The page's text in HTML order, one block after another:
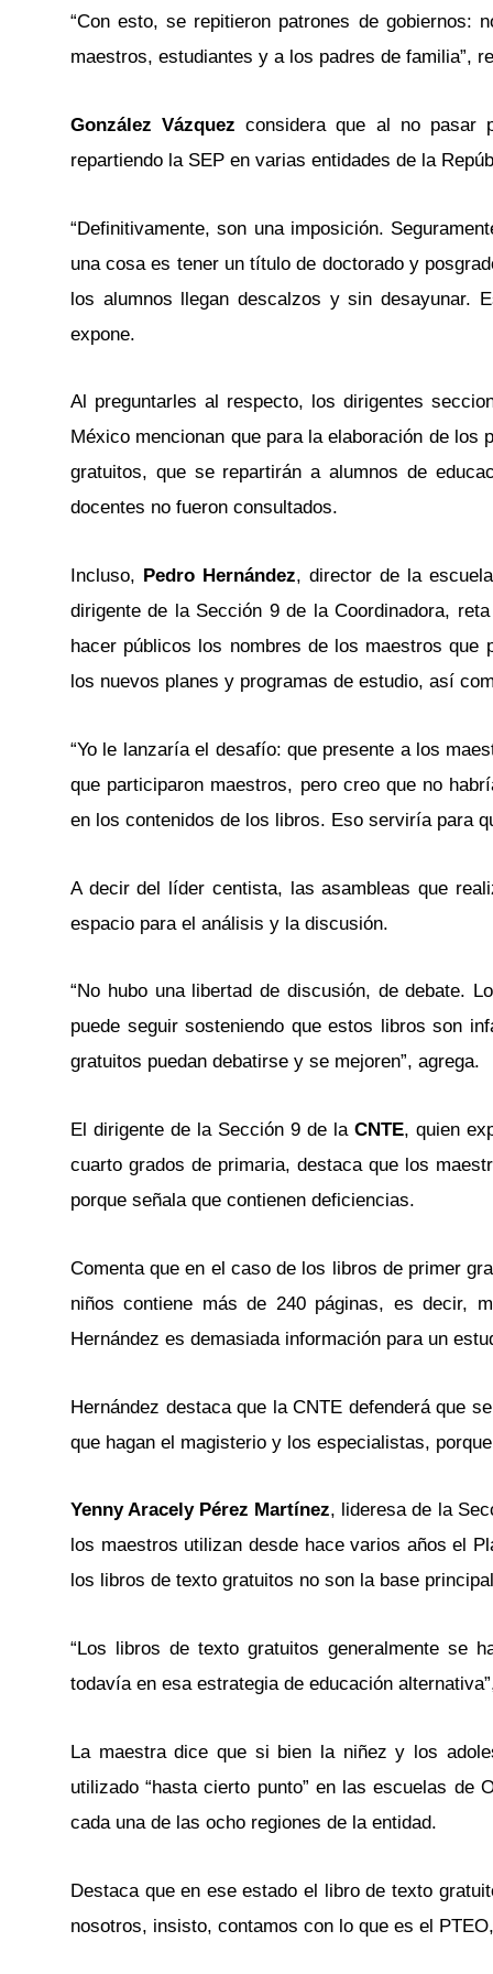
“Con esto, se repitieron patrones de gobiernos:
maestros, estudiantes y a los padres de familia”,
González Vázquez considera que al no pasar
repartiendo la SEP en varias entidades de la
“Definitivamente, son una imposición.
una cosa es tener un título de doctorado y
los alumnos llegan descalzos y sin desayunar.
expone.
Al preguntarles al respecto, los dirigentes
México mencionan que para la elaboración de
gratuitos, que se repartirán a alumnos de
docentes no fueron consultados.
Incluso, Pedro Hernández, director de la
dirigente de la Sección 9 de la Coordinadora,
hacer públicos los nombres de los maestros que
los nuevos planes y programas de estudio, así
“Yo le lanzaría el desafío: que presente a los
que participaron maestros, pero creo que no
en los contenidos de los libros. Eso serviría para
A decir del líder centista, las asambleas que
espacio para el análisis y la discusión.
“No hubo una libertad de discusión, de debate.
puede seguir sosteniendo que estos libros son
gratuitos puedan debatirse y se mejoren”, agrega.
El dirigente de la Sección 9 de la CNTE, quien
cuarto grados de primaria, destaca que los
porque señala que contienen deficiencias.
Comenta que en el caso de los libros de primer
niños contiene más de 240 páginas, es decir,
Hernández es demasiada información para un
Hernández destaca que la CNTE defenderá que
que hagan el magisterio y los especialistas,
Yenny Aracely Pérez Martínez, lideresa de la
los maestros utilizan desde hace varios años el
los libros de texto gratuitos no son la base
“Los libros de texto gratuitos generalmente se
todavía en esa estrategia de educación
La maestra dice que si bien la niñez y los
utilizado “hasta cierto punto” en las escuelas
cada una de las ocho regiones de la entidad.
Destaca que en ese estado el libro de texto
nosotros, insisto, contamos con lo que es el